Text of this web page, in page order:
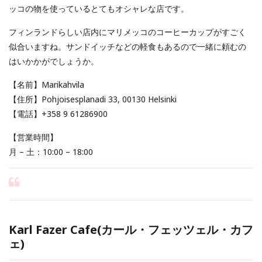
ッコの物を使っているとてもオシャレな店です。
フィンランドらしい店内にマリメッコのコーヒーカップがすごく
似合いますね。サンドイッチなどの軽食もあるので一緒に頼むの
はいかかがでしょうか。
【名前】Marikahvila
【住所】Pohjoisesplanadi 33, 00130 Helsinki
【電話】+358 9 61286900
【営業時間】
月 – 土：10:00 – 18:00
Karl Fazer Cafe(カール・フェッツェル・カフ
ェ)